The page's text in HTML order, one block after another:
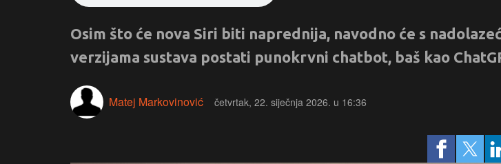
Osim što će nova Siri biti naprednija, navodno će s
verzijama sustava postati punokrvni chatbot, baš kao
Matej Markovinović četvrtak, 22. siječnja 2026. u 16:36